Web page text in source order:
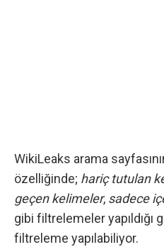
WikiLeaks arama
özelliğinde; hariç tutulan
geçen kelimeler, sadece
gibi filtrelemeler yapıldığı
filtreleme yapılabiliyor.